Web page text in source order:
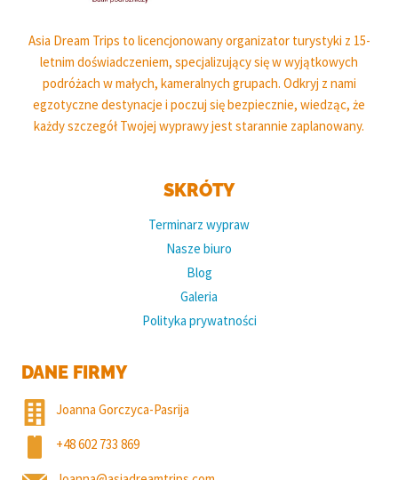
Asia Dream Trips to licencjonowany organizator turystyki z 15-
letnim doświadczeniem, specjalizujący się w wyjątkowych
podróżach w małych, kameralnych grupach. Odkryj z nami
egzotyczne destynacje i poczuj się bezpiecznie, wiedząc, że
każdy szczegół Twojej wyprawy jest starannie zaplanowany.
SKRÓTY
Terminarz wypraw
Nasze biuro
Blog
Galeria
Polityka prywatności
DANE FIRMY
Joanna Gorczyca-Pasrija
+48 602 733 869